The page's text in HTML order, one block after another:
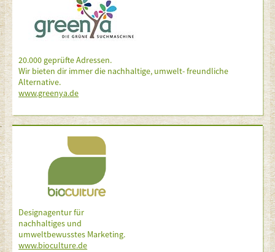
20.000 geprüfte Adressen.
Wir bieten dir immer die nachhaltige, umwelt- freundliche
Alternative.
www.greenya.de
Designagentur für
nachhaltiges und
umweltbewusstes Marketing.
www.bioculture.de